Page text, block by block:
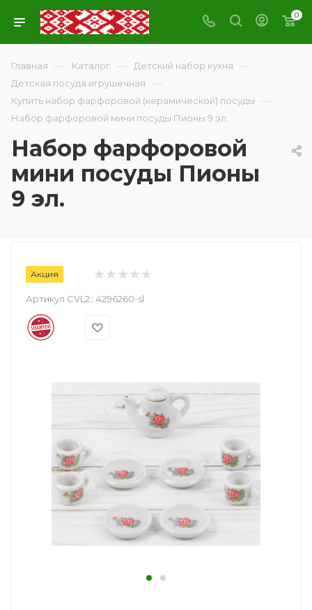
0
Главная — Каталог — Детский набор кухня —
Детская посуда игрушечная —
Купить набор фарфоровой (керамической) посуды —
Набор фарфоровой мини посуды Пионы 9 эл.
Набор фарфоровой
мини посуды Пионы
9 эл.
Акция
Артикул CVL2:: 4296260-sl